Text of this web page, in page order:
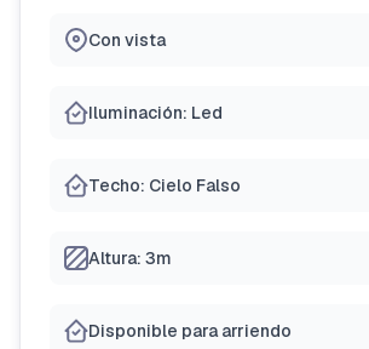
Con vista
Iluminación: Led
Techo: Cielo Falso
Altura: 3m
Disponible para arriendo